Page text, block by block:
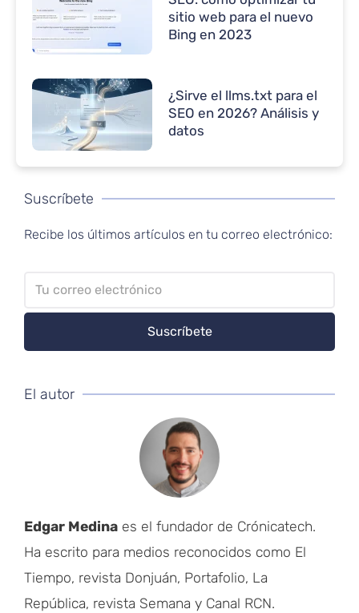
sitio web para el nuevo
Bing en 2023
¿Sirve el llms.txt para el
SEO en 2026? Análisis y
datos
Suscríbete
Recibe los últimos artículos en tu correo electrónico:
El autor
Edgar Medina es el fundador de Crónicatech.
Ha escrito para medios reconocidos como El
Tiempo, revista Donjuán, Portafolio, La
República, revista Semana y Canal RCN.